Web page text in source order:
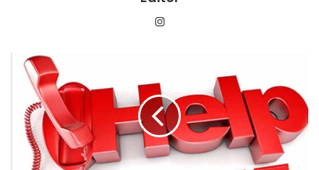
परीक्षा
छात्रों
हेल्पलाइन